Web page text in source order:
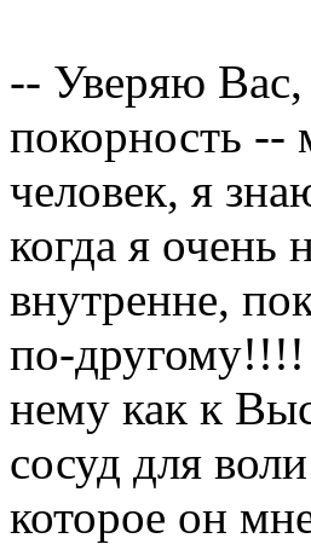
-- Уверяю Вас,
покорность
человек, я
когда я очень
внутренне,
по-другому!!!!
нему как к
сосуд для
которое он